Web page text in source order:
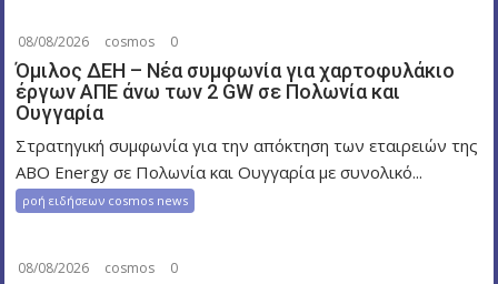
ρ
θ
ρ
ω
ν
08/08/2026 cosmos 0
Όμιλος ΔΕΗ – Νέα συμφωνία για χαρτοφυλάκιο
έργων ΑΠΕ άνω των 2 GW σε Πολωνία και
Ουγγαρία
Στρατηγική συμφωνία για την απόκτηση των εταιρειών της
ABO Energy σε Πολωνία και Ουγγαρία με συνολικό...
ροή ειδήσεων cosmos news
08/08/2026 cosmos 0